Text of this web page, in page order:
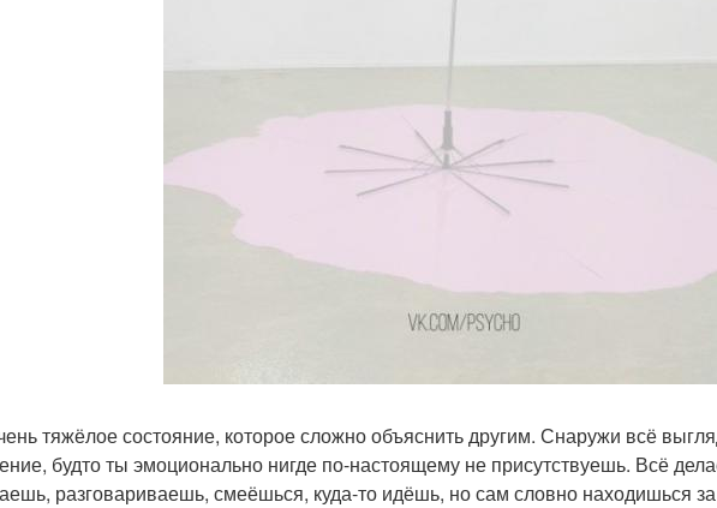
тяжёлое состояние, которое сложно объяснить другим. Снаружи всё
будто ты эмоционально нигде по-настоящему не присутствуешь. Всё
разговариваешь, смеёшься, куда-то идёшь, но сам словно находишься